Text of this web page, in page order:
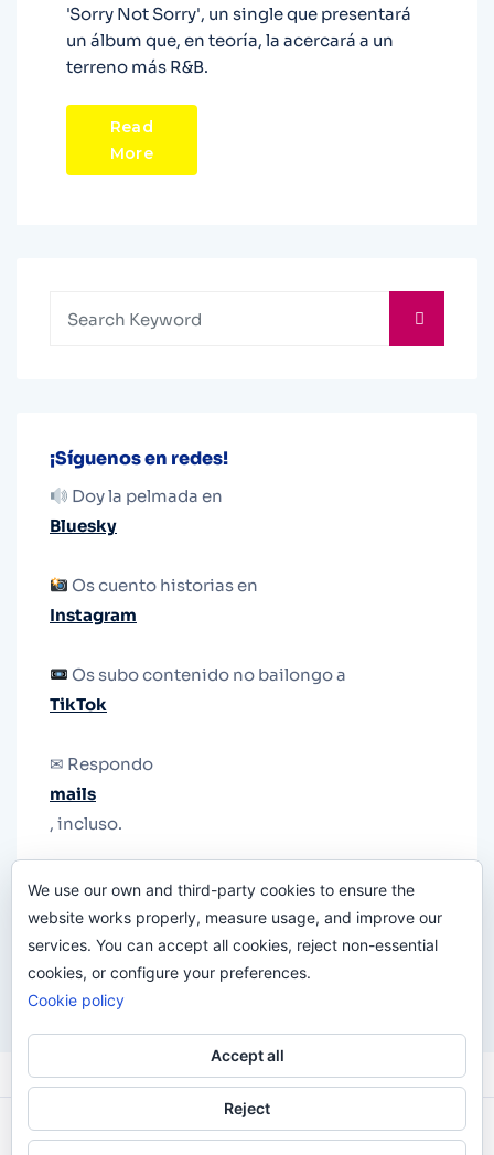
'Sorry Not Sorry', un single que presentará
un álbum que, en teoría, la acercará a un
terreno más R&B.
Read
More
¡Síguenos en redes!
Doy la pelmada en
Bluesky
Os cuento historias en
Instagram
Os subo contenido no bailongo a
TikTok
✉ Respondo
mails
, incluso.
le quiten el teléfono.
Odi O'Malley © 2016-2025. Todos Los Derechos
We use our own and third-party cookies to ensure the
website works properly, measure usage, and improve our
services. You can accept all cookies, reject non-essential
cookies, or configure your preferences.
Cookie policy
Accept all
Reject